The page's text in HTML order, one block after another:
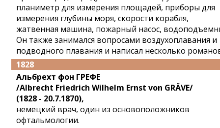
планиметр для измерения площадей, приборы для
измерения глубины моря, скорости корабля,
жатвенная машина, пожарный насос,
Он также занимался вопросами воздухоплавания и
подводного плавания и написал несколько
1828
Альбрехт фон ГРЕФЕ
/Albrecht Friedrich Wilhelm Ernst von GRÄVE/
(1828 - 20.7.1870),
немецкий врач, один из основоположников
офтальмологии.